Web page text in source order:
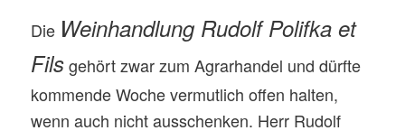
Die Weinhandlung Rudolf Polifka et
Filsgehört zwar zum Agrarhandel und dürfte
kommende Woche vermutlich offen halten,
wenn auch nicht ausschenken. Herr Rudolf